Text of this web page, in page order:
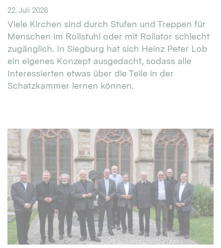
22. Juli 2026
Viele Kirchen sind durch Stufen und Treppen für
Menschen im Rollstuhl oder mit Rollator schlecht
zugänglich. In Siegburg hat sich Heinz Peter Lob
ein eigenes Konzept ausgedacht, sodass alle
Interessierten etwas über die Teile in der
Schatzkammer lernen können.